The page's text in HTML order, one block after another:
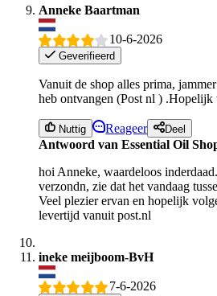
Anneke Baartman
10-6-2026
Geverifieerd
Vanuit de shop alles prima,
heb ontvangen (Post nl ) .Hopelijk
Nuttig Reageer Deel
Antwoord van Essential Oil
hoi Anneke, waardeloos
verzondn, zie dat het vandaag
Veel plezier ervan en hopelijk
levertijd vanuit post.nl
ineke meijboom-BvH
7-6-2026